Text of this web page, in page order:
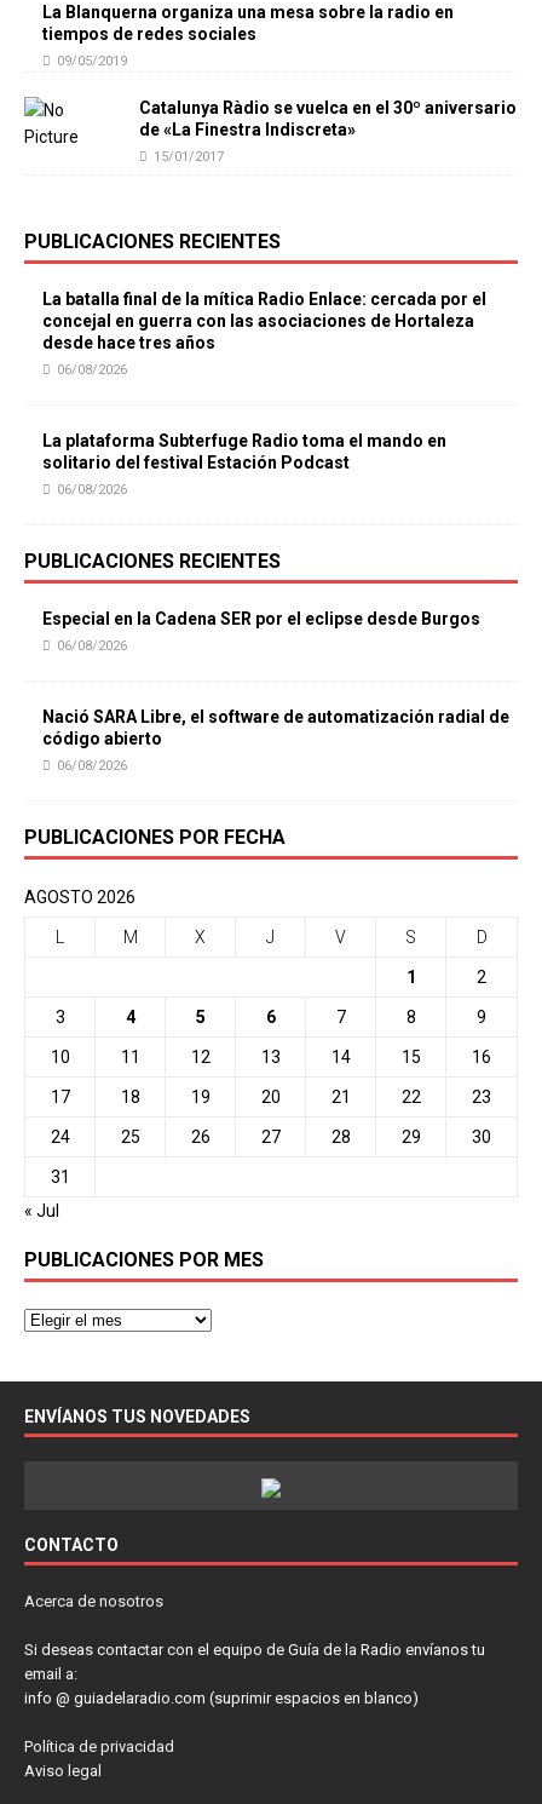
La Blanquerna organiza una mesa sobre la radio en
tiempos de redes sociales
09/05/2019
Catalunya Ràdio se vuelca en el 30º aniversario
de «La Finestra Indiscreta»
15/01/2017
PUBLICACIONES RECIENTES
La batalla final de la mítica Radio Enlace: cercada por el
concejal en guerra con las asociaciones de Hortaleza
desde hace tres años
06/08/2026
La plataforma Subterfuge Radio toma el mando en
solitario del festival Estación Podcast
06/08/2026
PUBLICACIONES RECIENTES
Especial en la Cadena SER por el eclipse desde Burgos
06/08/2026
Nació SARA Libre, el software de automatización radial de
código abierto
06/08/2026
PUBLICACIONES POR FECHA
AGOSTO 2026
M X J V S D
1 2
3 4 5 6 7 8 9
10 11 12 13 14 15 16
17 18 19 20 21 22 23
24 25 26 27 28 29 30
31
« Jul
PUBLICACIONES POR MES
ENVÍANOS TUS NOVEDADES
CONTACTO
Acerca de nosotros
Si deseas contactar con el equipo de Guía de la Radio envíanos tu
email a:
info @ guiadelaradio.com (suprimir espacios en blanco)
Política de privacidad
Aviso legal